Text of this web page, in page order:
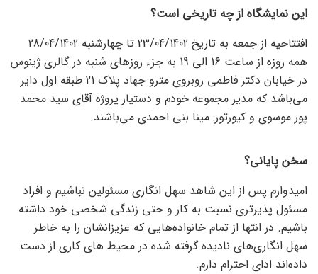
این نمایشگاه از چه تاریخی است؟
افتتاحیه از جمعه به تاریخ 23/04/1402 تا چهارشنبه 28/04/1402
همه روزه از ساعت 16 الی 19 به جزء روزهای شنبه در گالری ژینوس
در خیابان دکتر فاطمی روبروی مترو جهاد پلاک 21 طبقه اول دایر
می‌باشد که مدیر مجموعه خودم و دستیار پروژه آقای سید محمد
پور موسوی و کیورتور: مینا بنی احمدی می‌باشند.
سخن پایانی؟
امیدوارم پس از این شاهد سهل انگاری مسئولین نباشیم و افراد
مسئول پذیرتری نسبت به کار و حتی زندگی شخصی خود داشته
باشیم. در انتها از تمام خانواده‌هایی که عزیزانشان را به خاطر
سهل انگاری‌های نادیده گرفته شده در محیط های کاری از دست
داده‌اند ادای احترام دارم.